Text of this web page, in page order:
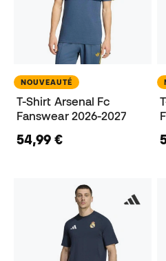
NOUVEAUTÉ
T-Shirt Arsenal Fc
Fanswear 2026-2027
54,99 €